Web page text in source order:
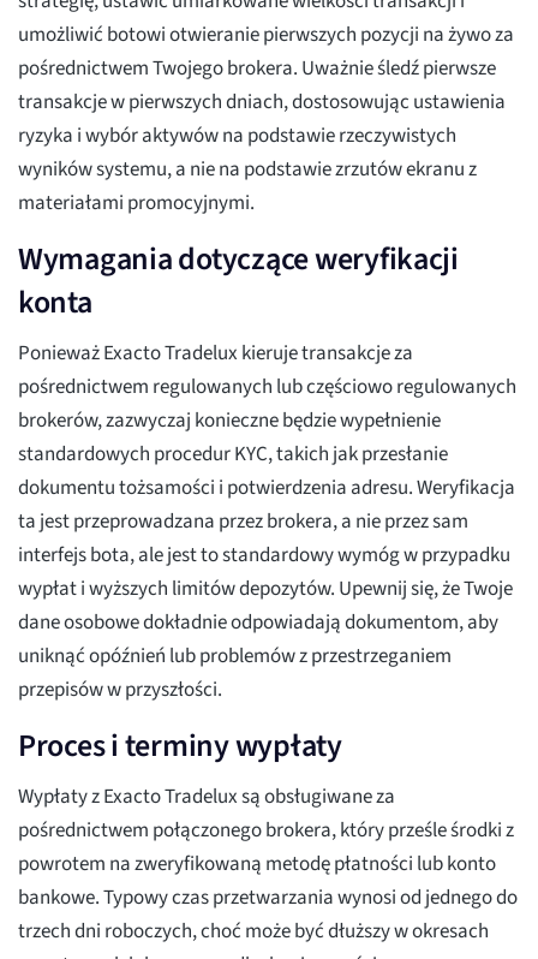
umożliwić botowi otwieranie pierwszych pozycji na żywo za
pośrednictwem Twojego brokera. Uważnie śledź pierwsze
transakcje w pierwszych dniach, dostosowując ustawienia
ryzyka i wybór aktywów na podstawie rzeczywistych
wyników systemu, a nie na podstawie zrzutów ekranu z
materiałami promocyjnymi.
Wymagania dotyczące weryfikacji
konta
Ponieważ Exacto Tradelux kieruje transakcje za
pośrednictwem regulowanych lub częściowo regulowanych
brokerów, zazwyczaj konieczne będzie wypełnienie
standardowych procedur KYC, takich jak przesłanie
dokumentu tożsamości i potwierdzenia adresu. Weryfikacja
ta jest przeprowadzana przez brokera, a nie przez sam
interfejs bota, ale jest to standardowy wymóg w przypadku
wypłat i wyższych limitów depozytów. Upewnij się, że Twoje
dane osobowe dokładnie odpowiadają dokumentom, aby
uniknąć opóźnień lub problemów z przestrzeganiem
przepisów w przyszłości.
Proces i terminy wypłaty
Wypłaty z Exacto Tradelux są obsługiwane za
pośrednictwem połączonego brokera, który prześle środki z
powrotem na zweryfikowaną metodę płatności lub konto
bankowe. Typowy czas przetwarzania wynosi od jednego do
trzech dni roboczych, choć może być dłuższy w okresach